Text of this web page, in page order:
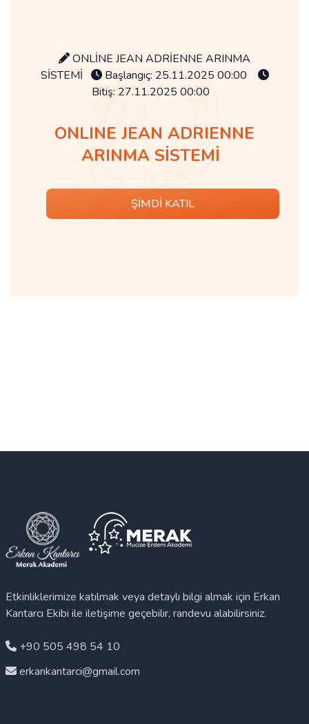
ONLİNE JEAN ADRİENNE ARINMA
SİSTEMİ
Başlangıç: 25.11.2025 00:00
Bitiş: 27.11.2025 00:00
ONLINE JEAN ADRIENNE
ARINMA SİSTEMİ
ŞİMDİ KATIL
Etkinliklerimize katılmak veya detaylı bilgi almak için Erkan
Kantarcı Ekibi ile iletişime geçebilir, randevu alabilirsiniz.
+90 505 498 54 10
erkankantarci@gmail.com